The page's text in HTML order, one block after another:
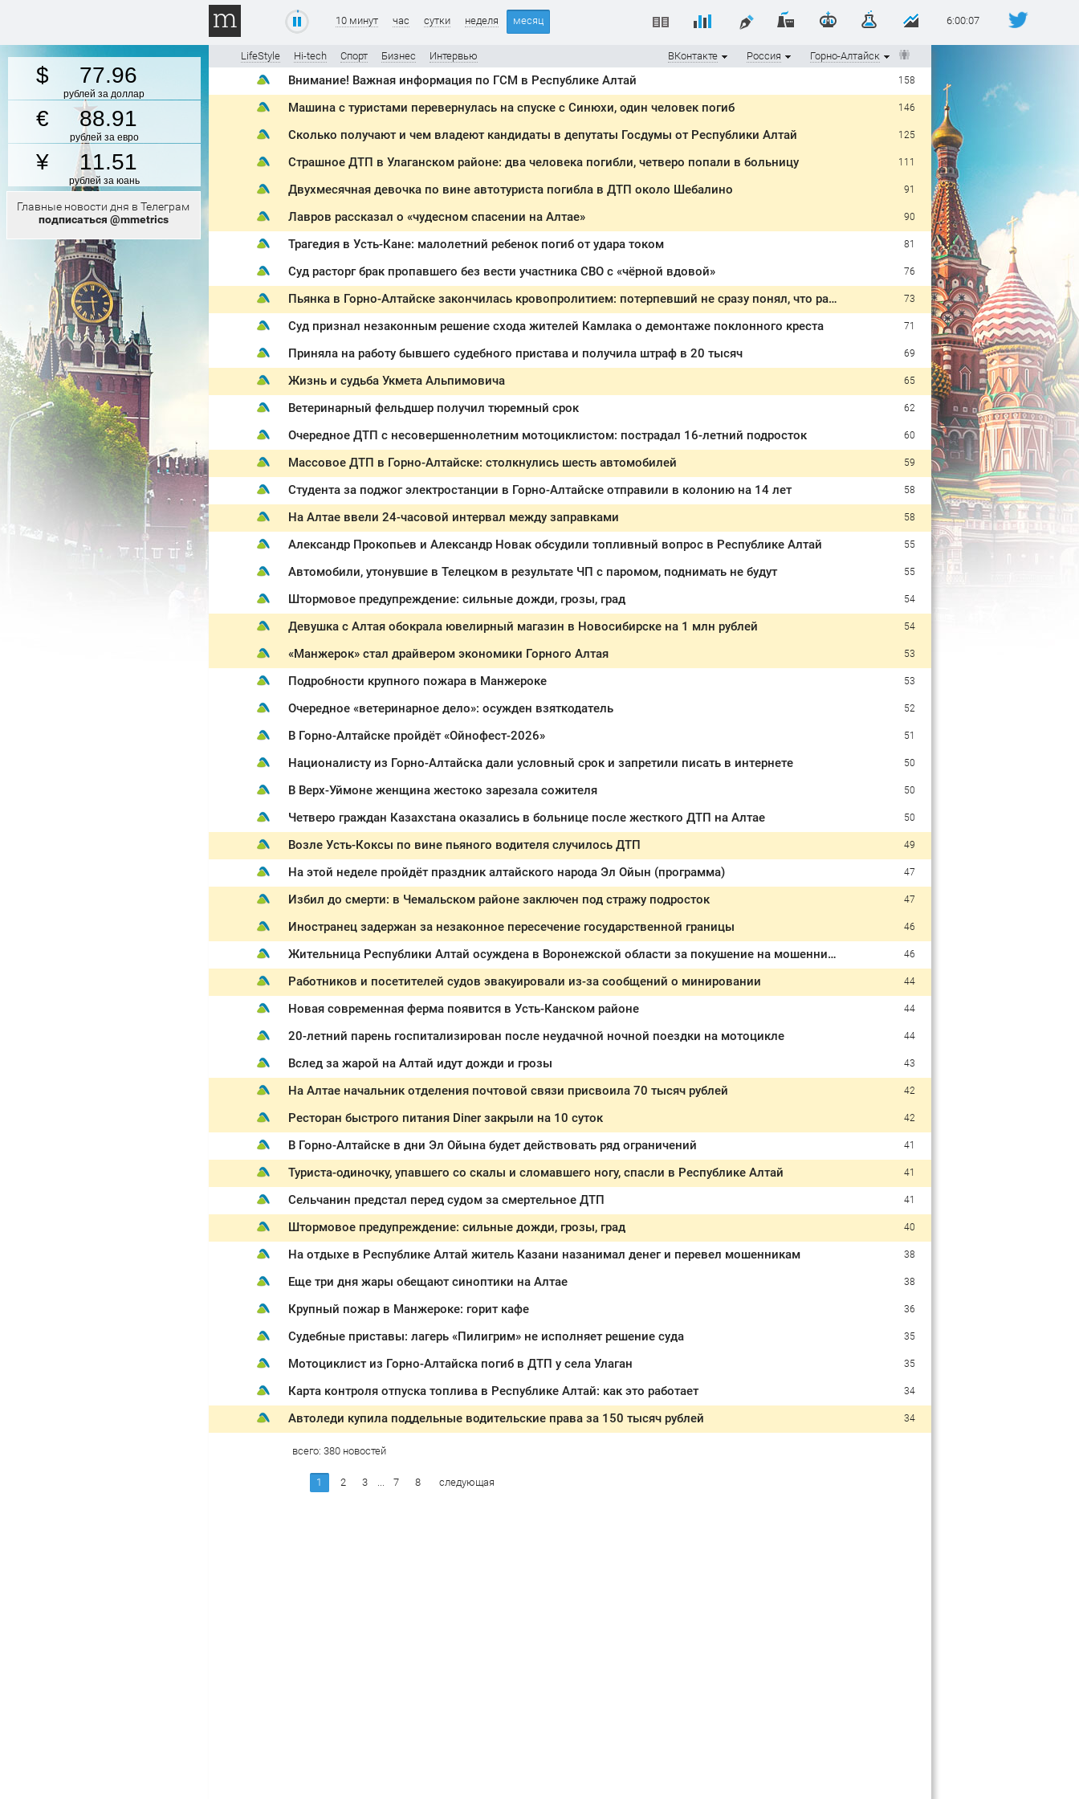
77.96
рублей за доллар
88.91
рублей за евро
11.51
рублей за юань
Главные новости дня в Телеграм
подписаться @mmetrics
6:00:08
10 минут час сутки неделя месяц
LifeStyle Hi-tech Спорт Бизнес Интервью Горно-Алтайск
Россия
ВКонтакте
158
Внимание! Важная информация по ГСМ в Республике Алтай
146
Машина с туристами перевернулась на спуске с Синюхи, один человек погиб
125
Сколько получают и чем владеют кандидаты в депутаты Госдумы от Республики Алтай
111
Страшное ДТП в Улаганском районе: два человека погибли, четверо попали в больницу
91
Двухмесячная девочка по вине автотуриста погибла в ДТП около Шебалино
90
Лавров рассказал о «чудесном спасении на Алтае»
81
Трагедия в Усть-Кане: малолетний ребенок погиб от удара током
76
Суд расторг брак пропавшего без вести участника СВО с «чёрной вдовой»
73
Пьянка в Горно-Алтайске закончилась кровопролитием: потерпевший не сразу понял, что ранен
71
Суд признал незаконным решение схода жителей Камлака о демонтаже поклонного креста
69
Приняла на работу бывшего судебного пристава и получила штраф в 20 тысяч
65
Жизнь и судьба Укмета Альпимовича
62
Ветеринарный фельдшер получил тюремный срок
60
Очередное ДТП с несовершеннолетним мотоциклистом: пострадал 16-летний подросток
59
Массовое ДТП в Горно-Алтайске: столкнулись шесть автомобилей
58
Студента за поджог электростанции в Горно-Алтайске отправили в колонию на 14 лет
58
На Алтае ввели 24-часовой интервал между заправками
55
Александр Прокопьев и Александр Новак обсудили топливный вопрос в Республике Алтай
55
Автомобили, утонувшие в Телецком в результате ЧП с паромом, поднимать не будут
54
Штормовое предупреждение: сильные дожди, грозы, град
54
Девушка с Алтая обокрала ювелирный магазин в Новосибирске на 1 млн рублей
53
«Манжерок» стал драйвером экономики Горного Алтая
53
Подробности крупного пожара в Манжероке
52
Очередное «ветеринарное дело»: осужден взяткодатель
51
В Горно-Алтайске пройдёт «Ойнофест-2026»
50
Националисту из Горно-Алтайска дали условный срок и запретили писать в интернете
50
В Верх-Уймоне женщина жестоко зарезала сожителя
50
Четверо граждан Казахстана оказались в больнице после жесткого ДТП на Алтае
49
Возле Усть-Коксы по вине пьяного водителя случилось ДТП
47
На этой неделе пройдёт праздник алтайского народа Эл Ойын (программа)
47
Избил до смерти: в Чемальском районе заключен под стражу подросток
46
Иностранец задержан за незаконное пересечение государственной границы
46
Жительница Республики Алтай осуждена в Воронежской области за покушение на мошенничество
44
Работников и посетителей судов эвакуировали из-за сообщений о минировании
44
Новая современная ферма появится в Усть-Канском районе
44
20-летний парень госпитализирован после неудачной ночной поездки на мотоцикле
43
Вслед за жарой на Алтай идут дожди и грозы
42
На Алтае начальник отделения почтовой связи присвоила 70 тысяч рублей
42
Ресторан быстрого питания Diner закрыли на 10 суток
41
В Горно-Алтайске в дни Эл Ойына будет действовать ряд ограничений
41
Туриста-одиночку, упавшего со скалы и сломавшего ногу, спасли в Республике Алтай
41
Сельчанин предстал перед судом за смертельное ДТП
40
Штормовое предупреждение: сильные дожди, грозы, град
38
На отдыхе в Республике Алтай житель Казани назанимал денег и перевел мошенникам
38
Еще три дня жары обещают синоптики на Алтае
36
Крупный пожар в Манжероке: горит кафе
35
Судебные приставы: лагерь «Пилигрим» не исполняет решение суда
35
Мотоциклист из Горно-Алтайска погиб в ДТП у села Улаган
34
Карта контроля отпуска топлива в Республике Алтай: как это работает
34
Автоледи купила поддельные водительские права за 150 тысяч рублей
всего: 380 новостей
1 2 3 ... 7 8 следующая